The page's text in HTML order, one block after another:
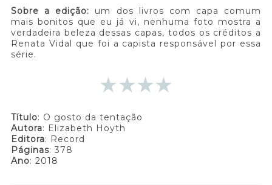
Sobre a edição: um dos livros com capa comum
mais bonitos que eu já vi, nenhuma foto mostra a
verdadeira beleza dessas capas, todos os créditos a
Renata Vidal que foi a capista responsável por essa
série.
Título: O gosto da tentação
Autora: Elizabeth Hoyth
Editora: Record
Páginas: 378
Ano: 2018